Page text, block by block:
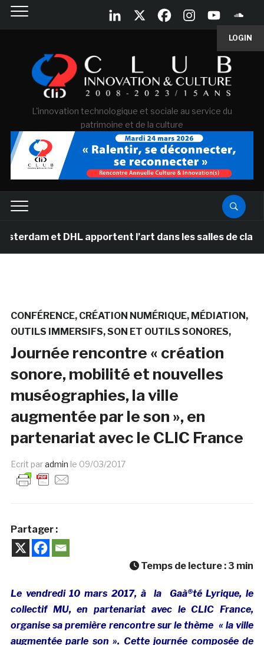
LOGIN
L'innovation technologique et sociale au service du
patrimoine et de la culture
et DHL apportent l’art dans les salles de classe des
CONFÉRENCE CRÉATION NUMÉRIQUE MÉDIATION
OUTILS IMMERSIFS SON ET OUTILS SONORES
Journée rencontre « création
sonore, mobilité et nouvelles
muséographies, la ville
augmentée par le son », en
partenariat avec le CLIC France
Ecrit paradmin le 09/03/2017
Partager :
Temps de lecture : 3 min
Le vendredi 10 mars 2017, à la Gaà®té Lyrique, le
collectif MU, en partenariat avec le CLIC France,
organise sa première rencontre sur le thème « la ville
augmentée parle son ». Cette journée composée de